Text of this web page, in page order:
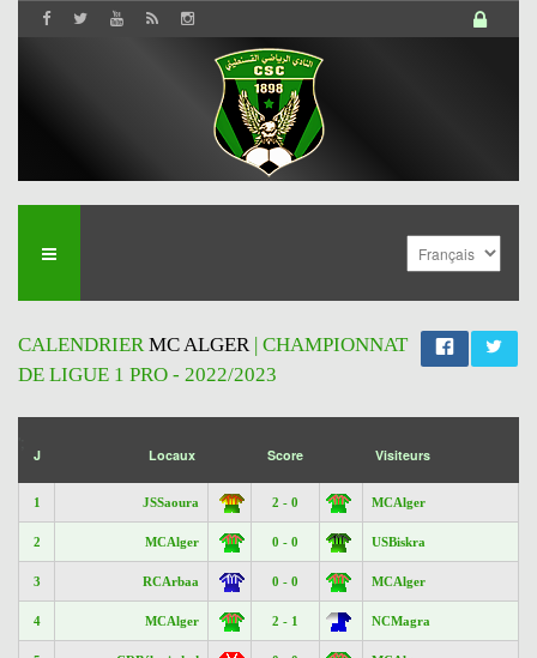
CALENDRIERMC ALGER| CHAMPIONNAT
DE LIGUE 1 PRO - 2022/2023
J Locaux Score Visiteurs
1 JSSaoura 2 - 0 MCAlger
2 MCAlger 0 - 0 USBiskra
3 RCArbaa 0 - 0 MCAlger
4 MCAlger 2 - 1 NCMagra